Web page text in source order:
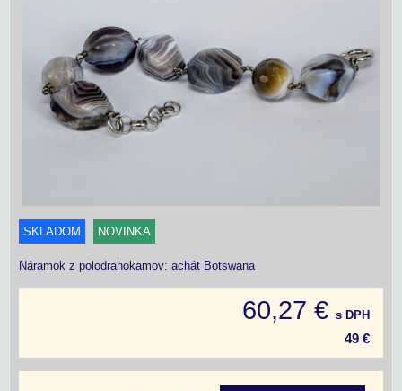
SKLADOM NOVINKA
Náramok z polodrahokamov: achát Botswana
60,27 € s DPH
49 €